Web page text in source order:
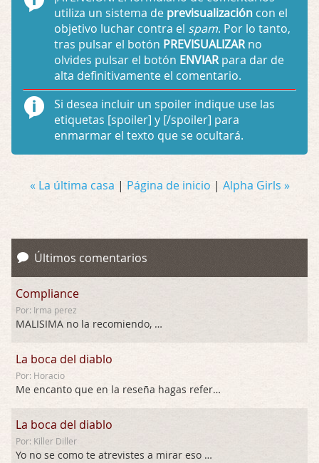
utiliza un sistema de previsualizacióncon el
objetivo luchar contra el spam. Por lo tanto,
tras pulsar el botón PREVISUALIZARno
olvides pulsar el botón ENVIARpara dar de
alta definitivamente el comentario.
Si desea incluir un spoiler indique use las
etiquetas [spoiler] y [/spoiler] para
enmarmar el texto que se ocultará.
« La última casa | Página de inicio | Alpha Girls »
Últimos comentarios
Compliance
Por: Irma perez
MALISIMA no la recomiendo, …
La boca del diablo
Por: Horacio
Me encanto que en la reseña hagas referen …
La boca del diablo
Por: Killer Diller
Yo no se como te atrevistes a mirar eso …